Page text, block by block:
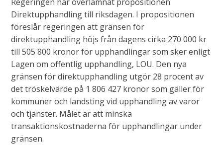
Direktupphandling till riksdagen. I propositionen
föreslår regeringen att gränsen för
direktupphandling höjs från dagens cirka 270 000 kr
till 505 800 kronor för upphandlingar som sker enligt
Lagen om offentlig upphandling, LOU. Den nya
gränsen för direktupphandling utgör 28 procent av
det tröskelvärde på 1 806 427 kronor som gäller för
kommuner och landsting vid upphandling av varor
och tjänster. Målet är att minska
transaktionskostnaderna för upphandlingar under
gränsen.